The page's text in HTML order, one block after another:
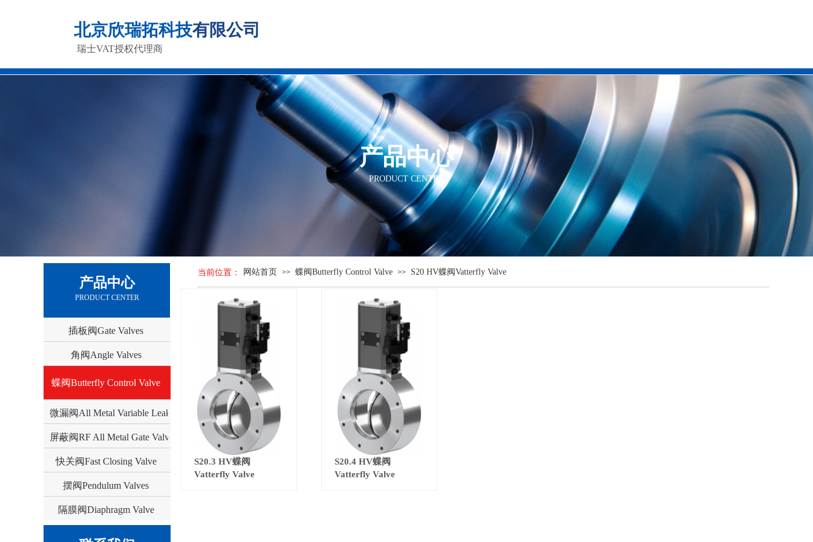
产品中心
PRODUCT CENTER
产品中心
PRODUCT CENTER
当前位置： 网站首页 >> 蝶阀Butterfly Control Valve >> S20 HV蝶阀Vatterfly Valve
S20.3 HV蝶阀
Vatterfly Valve
S20.4 HV蝶阀
Vatterfly Valve
插板阀Gate Valves
角阀Angle Valves
蝶阀Butterfly Control Valve
微漏阀All Metal Variable Leak Valve
屏蔽阀RF All Metal Gate Valve
快关阀Fast Closing Valve
摆阀Pendulum Valves
隔膜阀Diaphragm Valve
瑞士VAT授权代理商
北京欣瑞拓科技有限公司